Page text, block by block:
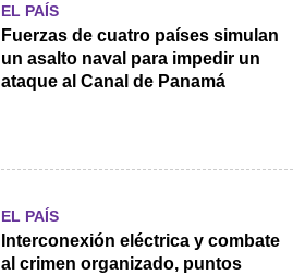
EL PAÍS
Fuerzas de cuatro países simulan
un asalto naval para impedir un
ataque al Canal de Panamá
EL PAÍS
Interconexión eléctrica y combate
al crimen organizado, puntos